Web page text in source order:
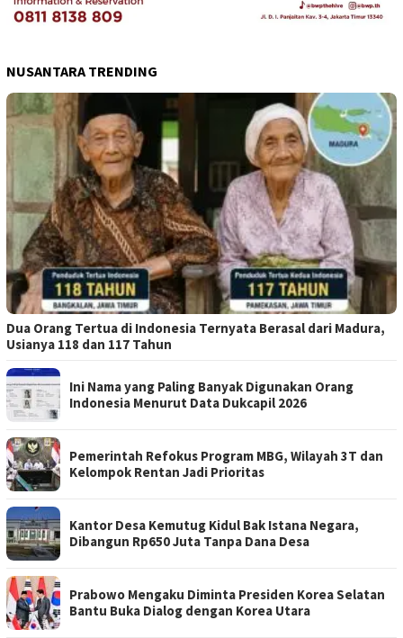
NUSANTARA TRENDING
Dua Orang Tertua di Indonesia Ternyata Berasal dari Madura,
Usianya 118 dan 117 Tahun
Ini Nama yang Paling Banyak Digunakan Orang
Indonesia Menurut Data Dukcapil 2026
Pemerintah Refokus Program MBG, Wilayah 3T dan
Kelompok Rentan Jadi Prioritas
Kantor Desa Kemutug Kidul Bak Istana Negara,
Dibangun Rp650 Juta Tanpa Dana Desa
Prabowo Mengaku Diminta Presiden Korea Selatan
Bantu Buka Dialog dengan Korea Utara